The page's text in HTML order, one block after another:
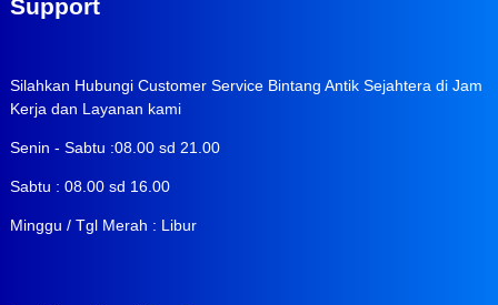
Support
Silahkan Hubungi Customer Service Bintang Antik Sejahtera di Jam
Kerja dan Layanan kami
Senin - Sabtu :08.00 sd 21.00
Sabtu : 08.00 sd 16.00
Minggu / Tgl Merah : Libur